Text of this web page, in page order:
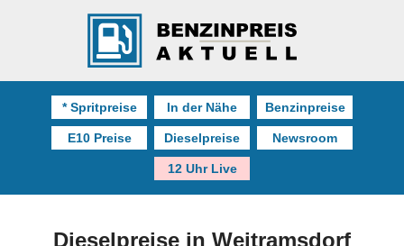
* Spritpreise In der Nähe Benzinpreise
E10 Preise Dieselpreise Newsroom
12 Uhr Live
Dieselpreise in Weitramsdorf